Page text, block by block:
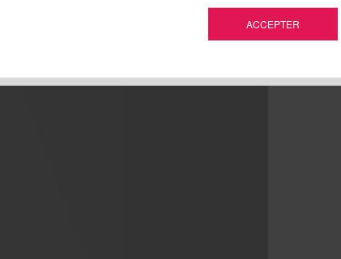
ACCEPTER